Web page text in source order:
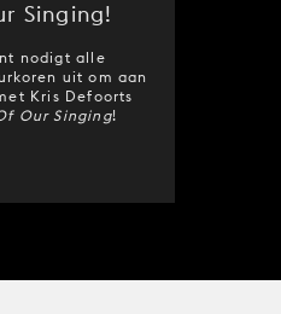
Singing!
nodigt alle
uit om aan
Kris Defoorts
Our Singing!